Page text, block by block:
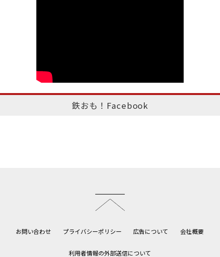
鉄おも！Facebook
お問い合わせ プライバシーポリシー 広告について 会社概要
利用者情報の外部送信について